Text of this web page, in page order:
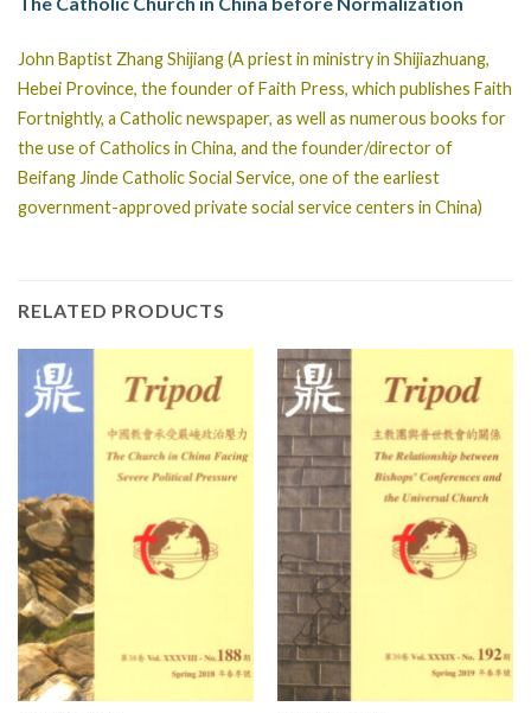
John Baptist Zhang Shijiang (A priest in ministry in Shijiazhuang,
Hebei Province, the founder of Faith Press, which publishes Faith
Fortnightly, a Catholic newspaper, as well as numerous books for
the use of Catholics in China, and the founder/director of
Beifang Jinde Catholic Social Service, one of the earliest
government-approved private social service centers in China)
RELATED PRODUCTS